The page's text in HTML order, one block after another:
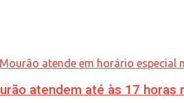
atendem até às 17 horas